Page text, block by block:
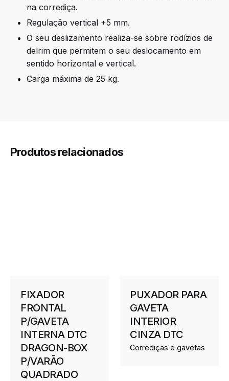
na corrediça.
Regulação vertical +5 mm.
O seu deslizamento realiza-se sobre rodízios de
delrim que permitem o seu deslocamento em
sentido horizontal e vertical.
Carga máxima de 25 kg.
440mm, 490mm
Produtos relacionados
FIXADOR
FRONTAL
P/GAVETA
INTERNA DTC
DRAGON-BOX
P/VARÃO
QUADRADO
PUXADOR PARA
GAVETA
INTERIOR
CINZA DTC
Corrediças e gavetas